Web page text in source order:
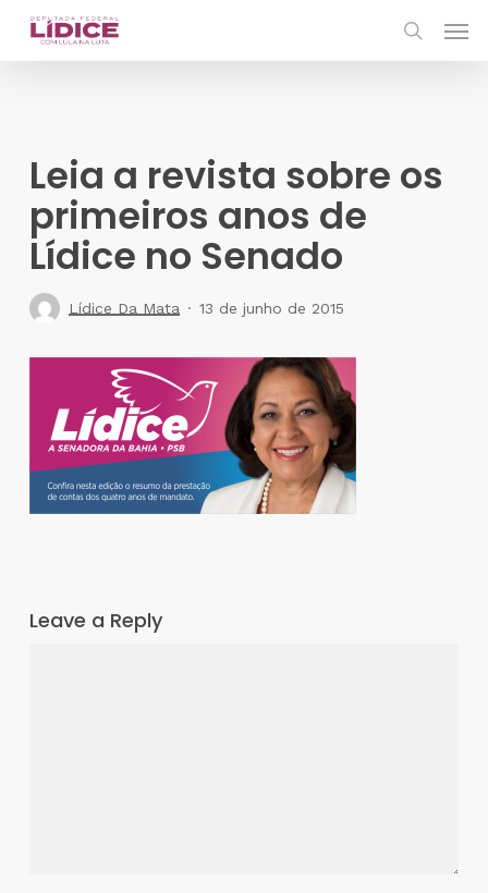
Skip
Leia a revista sobre os
primeiros anos de
Lídice no Senado
Lídice Da Mata 13 de junho de 2015
Leave a Reply